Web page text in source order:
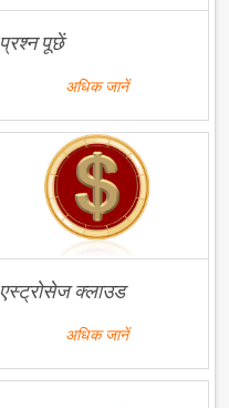
प्रश्न पूछें
अधिक जानें
एस्ट्रोसेज क्लाउड
अधिक जानें